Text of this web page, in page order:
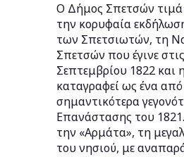
Ο Δήμος Σπετσών τιμά
την κορυφαία
των Σπετσιωτών, τη
Σπετσών που έγινε
Σεπτεμβρίου 1822 και
καταγραφεί ως ένα
σημαντικότερα
Επανάστασης του
την «Αρμάτα», τη
του νησιού, με